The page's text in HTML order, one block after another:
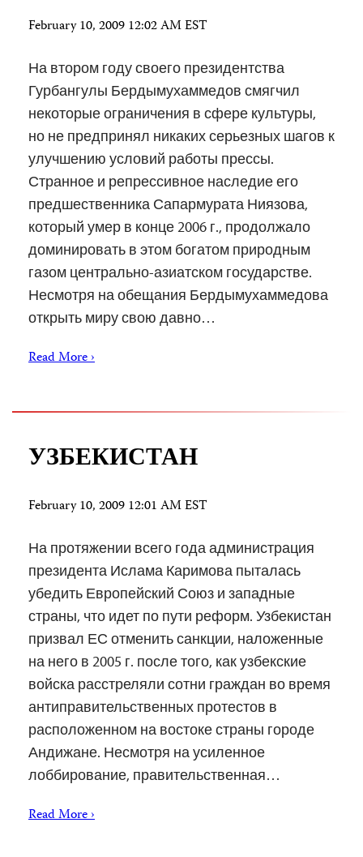
February 10, 2009 12:02 AM EST
На втором году своего президентства
Гурбангулы Бердымухаммедов смягчил
некоторые ограничения в сфере культуры,
но не предпринял никаких серьезных шагов к
улучшению условий работы прессы.
Странное и репрессивное наследие его
предшественника Сапармурата Ниязова,
который умер в конце 2006 г., продолжало
доминировать в этом богатом природным
газом центрально-азиатском государстве.
Несмотря на обещания Бердымухаммедова
открыть миру свою давно…
Read More ›
УЗБЕКИСТАН
February 10, 2009 12:01 AM EST
На протяжении всего года администрация
президента Ислама Каримова пыталась
убедить Европейский Союз и западные
страны, что идет по пути реформ. Узбекистан
призвал ЕС отменить санкции, наложенные
на него в 2005 г. после того, как узбекские
войска расстреляли сотни граждан во время
антиправительственных протестов в
расположенном на востоке страны городе
Андижане. Несмотря на усиленное
лоббирование, правительственная…
Read More ›